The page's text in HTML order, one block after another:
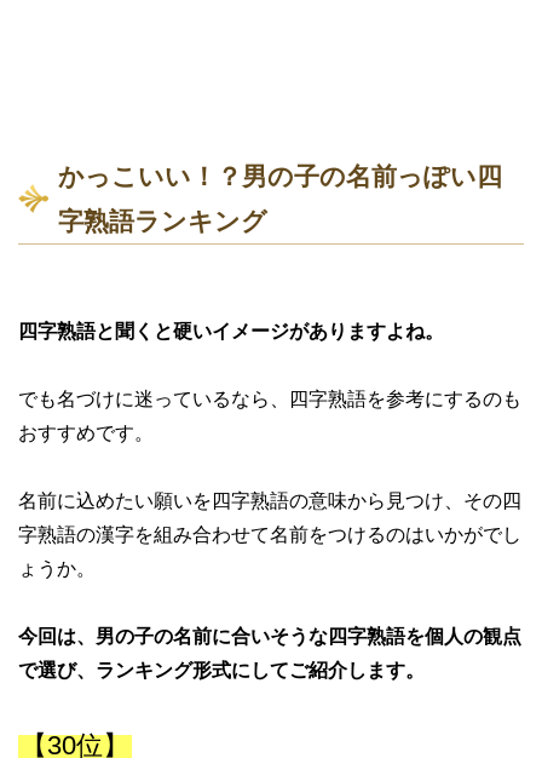
かっこいい！？男の子の名前っぽい四
字熟語ランキング
四字熟語と聞くと硬いイメージがありますよね。
でも名づけに迷っているなら、四字熟語を参考にするのも
おすすめです。
名前に込めたい願いを四字熟語の意味から見つけ、その四
字熟語の漢字を組み合わせて名前をつけるのはいかがでし
ょうか。
今回は、男の子の名前に合いそうな四字熟語を個人の観点
で選び、ランキング形式にしてご紹介します。
【30位】